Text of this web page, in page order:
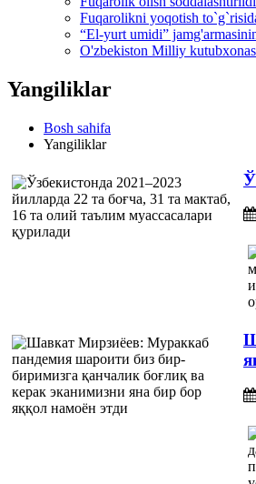
Fuqarolikni yoqotish
“El-yurt umidi”
O'zbekiston Milliy
Yangiliklar
Bosh sahifa
Yangiliklar